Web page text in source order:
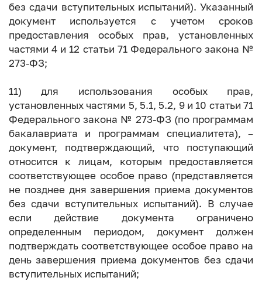
без сдачи вступительных испытаний). Указанный
документ используется с учетом сроков
предоставления особых прав, установленных
частями 4 и 12 статьи 71 Федерального закона №
273-ФЗ;
11) для использования особых прав,
установленных частями 5, 5.1, 5.2, 9 и 10 статьи 71
Федерального закона № 273-ФЗ (по программам
бакалавриата и программам специалитета), –
документ, подтверждающий, что поступающий
относится к лицам, которым предоставляется
соответствующее особое право (представляется
не позднее дня завершения приема документов
без сдачи вступительных испытаний). В случае
если действие документа ограничено
определенным периодом, документ должен
подтверждать соответствующее особое право на
день завершения приема документов без сдачи
вступительных испытаний;